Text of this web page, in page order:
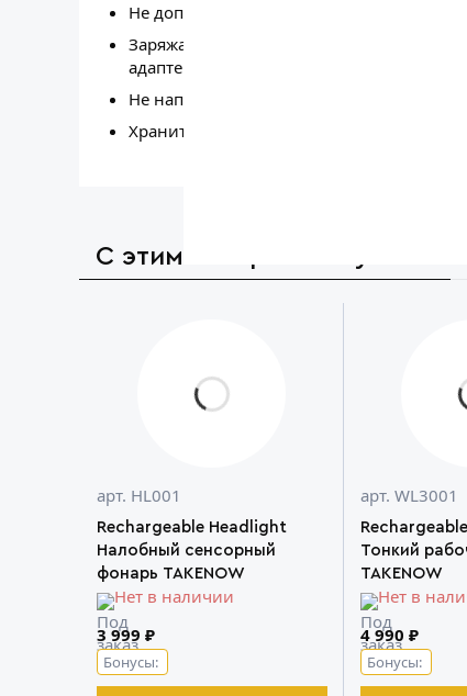
Не допускайте попадания внутрь
Заряжайте фонарь только от
адаптеры).
Не направляйте световой луч в глаза во
Храните в сухом месте при комнатной
С этим товаром покупают
арт. HL001
Rechargeable Headlight
Налобный сенсорный
фонарь TAKENOW
Нет в наличии
3 999 ₽
Бонусы:
арт. WL3001
Тонкий
TAKENOW
Нет в
4 990 ₽
Бонусы: